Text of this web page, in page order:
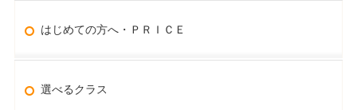
はじめての方へ・ＰＲＩＣＥ
選べるクラス